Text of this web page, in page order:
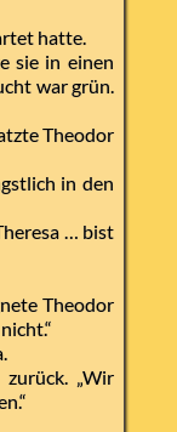
hatte.
sie in einen
war grün.
Theodor
in den
… bist
Theodor
zurück. „Wir